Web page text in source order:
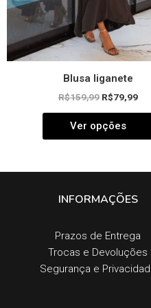
Blusa liganete
R$159,99 R$79,99
Ver opções
INFORMAÇÕES
Prazos de Entrega​
Trocas e Devoluções​
Segurança e